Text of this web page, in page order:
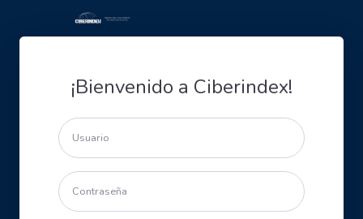
¡Bienvenido a Ciberindex!